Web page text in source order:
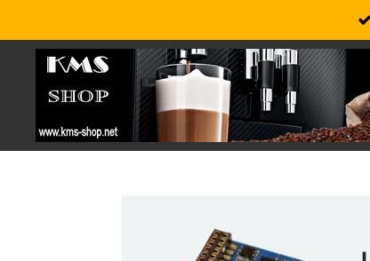
Hauptinhalt
springen